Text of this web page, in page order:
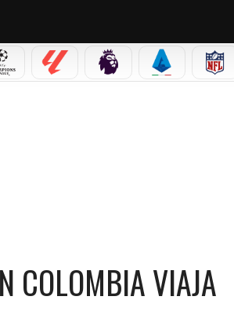
CHAMPIONS LEAGUE
LALIGA PREMIER LEAGUE
SERIE A NFL
COLOMBIA VIAJA